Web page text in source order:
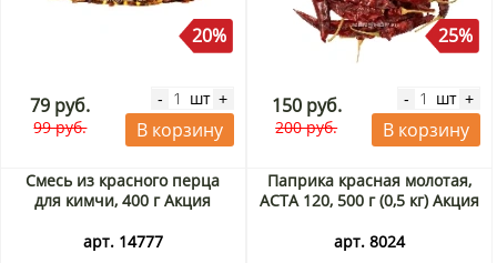
20%
79 руб.
99 руб.
- шт +
В корзину
25%
150 руб.
200 руб.
- шт +
В корзину
Смесь из красного перца
для кимчи, 400 г Акция
арт. 14777
Паприка красная молотая,
АСТА 120, 500 г (0,5 кг) Акция
арт. 8024